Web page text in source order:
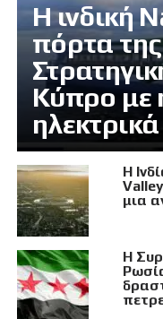
Η ινδική
πόρτα
Κύπρο με
Η
μια
Η